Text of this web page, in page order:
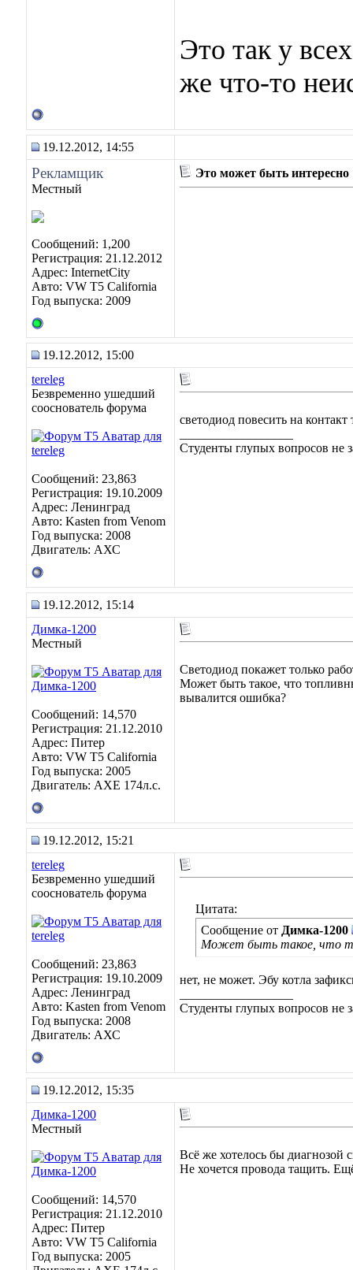
Это так у
же что-то
19.12.2012, 14:55
Рекламщик
Местный
Сообщений: 1,200
Регистрация: 21.12.2012
Адрес: InternetCity
Авто: VW T5 California
Год выпуска: 2009
Это может быть интересно
19.12.2012, 15:00
tereleg
Безвременно ушедший
сооснователь форума
Сообщений: 23,863
Регистрация: 19.10.2009
Адрес: Ленинград
Авто: Kasten from Venom
Год выпуска: 2008
Двигатель: АХС
светодиод повесить на контакт
Студенты глупых вопросов не
19.12.2012, 15:14
Димка-1200
Местный
Сообщений: 14,570
Регистрация: 21.12.2010
Адрес: Питер
Авто: VW T5 California
Год выпуска: 2005
Двигатель: AXE 174л.с.
Светодиод покажет только
Может быть такое, что
вывалится ошибка?
19.12.2012, 15:21
tereleg
Безвременно ушедший
сооснователь форума
Сообщений: 23,863
Регистрация: 19.10.2009
Адрес: Ленинград
Авто: Kasten from Venom
Год выпуска: 2008
Двигатель: АХС
Цитата:
Сообщение от Димка-1200
Может быть такое, что
нет, не может. Эбу котла
Студенты глупых вопросов не
19.12.2012, 15:35
Димка-1200
Местный
Сообщений: 14,570
Регистрация: 21.12.2010
Адрес: Питер
Авто: VW T5 California
Год выпуска: 2005
Всё же хотелось бы диагнозой
Не хочется провода тащить.